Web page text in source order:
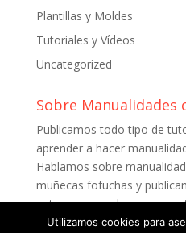
Plantillas y Moldes
Tutoriales y Vídeos
Uncategorized
Sobre Manualidades
Publicamos todo tipo de
aprender a hacer
Hablamos sobre
muñecas fofuchas y
patrones para descargar
Utilizamos cookies para